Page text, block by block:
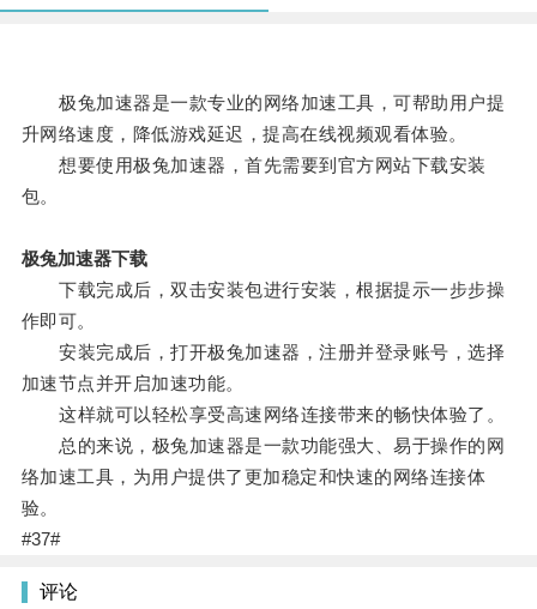
极兔加速器是一款专业的网络加速工具，可帮助用户提
升网络速度，降低游戏延迟，提高在线视频观看体验。
想要使用极兔加速器，首先需要到官方网站下载安装
包。
极兔加速器下载
下载完成后，双击安装包进行安装，根据提示一步步操
作即可。
安装完成后，打开极兔加速器，注册并登录账号，选择
加速节点并开启加速功能。
这样就可以轻松享受高速网络连接带来的畅快体验了。
总的来说，极兔加速器是一款功能强大、易于操作的网
络加速工具，为用户提供了更加稳定和快速的网络连接体
验。
#37#
评论